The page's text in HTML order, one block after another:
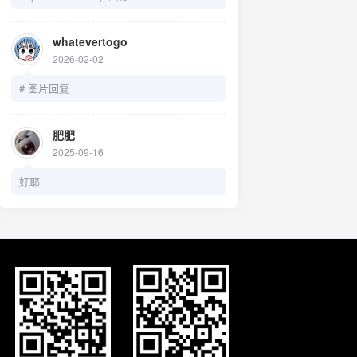
.jpg头像：
https://pj.hooskai.top/assets/images/avatar
whatevertogo
2026-02-02
# 图片回复
肥肥
2025-09-16
好耶